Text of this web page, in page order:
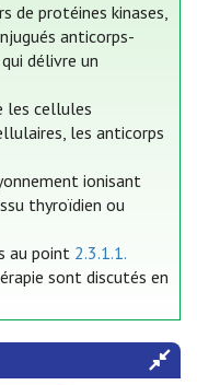
de protéines kinases,
anticorps-
délivre un
les cellules
les anticorps
ionisant
thyroïdien ou
au point 2.3.1.1.
sont discutés en